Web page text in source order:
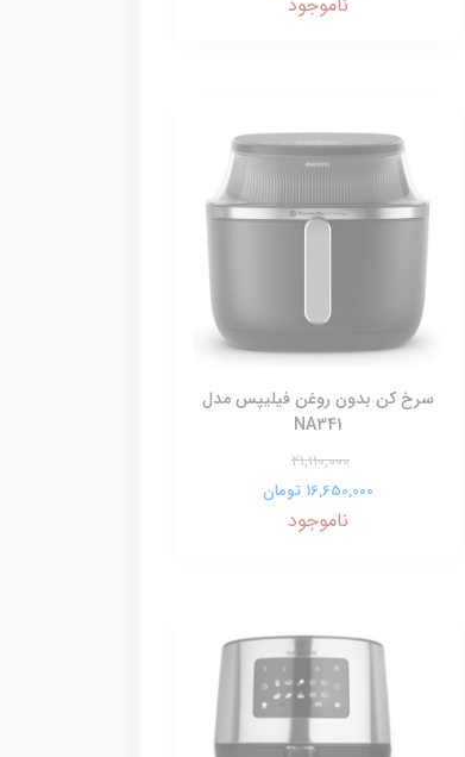
سرخ کن بدون روغن فیلیپس مدل
NA341
21,110,000
16,650,000 تومان
ناموجود